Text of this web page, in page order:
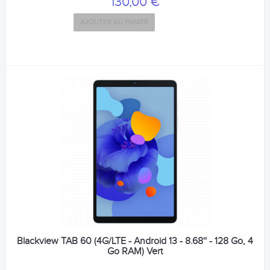
AJOUTER AU PANIER
Blackview TAB 60 (4G/LTE - Android 13 - 8.68'' - 128 Go, 4
Go RAM) Vert